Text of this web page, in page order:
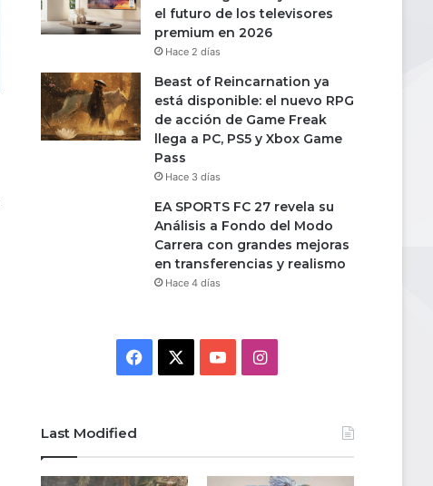
el futuro de los televisores
premium en 2026
Hace 2 días
Beast of Reincarnation ya
está disponible: el nuevo RPG
de acción de Game Freak
llega a PC, PS5 y Xbox Game
Pass
Hace 3 días
EA SPORTS FC 27 revela su
Análisis a Fondo del Modo
Carrera con grandes mejoras
en transferencias y realismo
Hace 4 días
Facebook YouTubeInstagram
Last Modified